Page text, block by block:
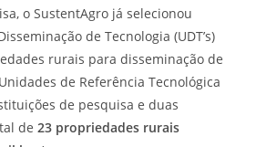
o SustentAgro já selecionou
de Tecnologia (UDT’s)
rurais para disseminação de
de Referência Tecnológica
de pesquisa e duas
de23 propriedades rurais